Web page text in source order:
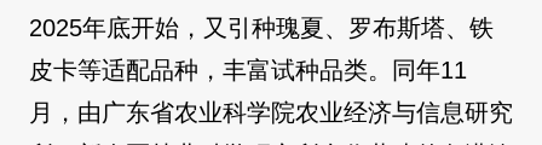
2025年底开始，又引种瑰夏、罗布斯塔、铁
皮卡等适配品种，丰富试种品类。同年11
月，由广东省农业科学院农业经济与信息研究